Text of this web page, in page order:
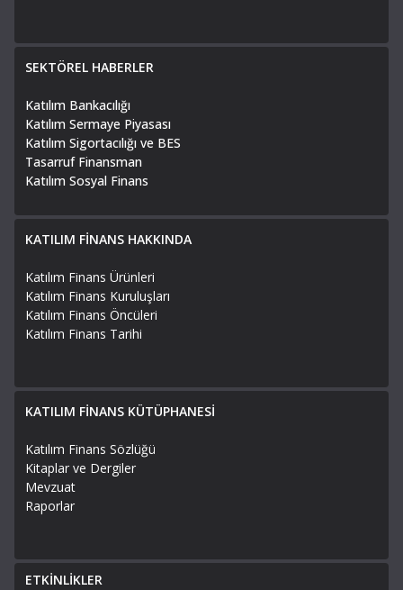
SEKTÖREL HABERLER
Katılım Bankacılığı
Katılım Sermaye Piyasası
Katılım Sigortacılığı ve BES
Tasarruf Finansman
Katılım Sosyal Finans
KATILIM FİNANS HAKKINDA
Katılım Finans Ürünleri
Katılım Finans Kuruluşları
Katılım Finans Öncüleri
Katılım Finans Tarihi
KATILIM FİNANS KÜTÜPHANESİ
Katılım Finans Sözlüğü
Kitaplar ve Dergiler
Mevzuat
Raporlar
ETKİNLİKLER